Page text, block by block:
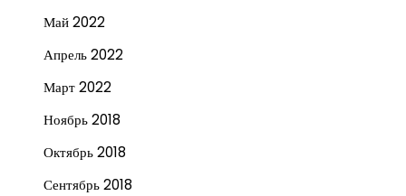
Май 2022
Апрель 2022
Март 2022
Ноябрь 2018
Октябрь 2018
Сентябрь 2018